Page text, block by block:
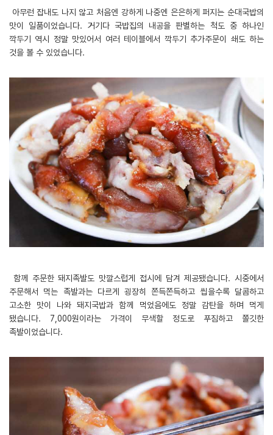
아무런 잡내도 나지 않고 처음엔 강하게 나중엔 은은하게 퍼지는 순대국밥의
맛이 일품이었습니다. 거기다 국밥집의 내공을 판별하는 척도 중 하나인
깍두기 역시 정말 맛있어서 여러 테이블에서 깍두기 추가주문이 쇄도 하는
것을 볼 수 있었습니다.
함께 주문한 돼지족발도 맛깔스럽게 접시에 담겨 제공됐습니다. 시중에서
주문해서 먹는 족발과는 다르게 굉장히 쫀득쫀득하고 씹을수록 달콤하고
고소한 맛이 나와 돼지국밥과 함께 먹었음에도 정말 감탄을 하며 먹게
됐습니다. 7,000원이라는 가격이 무색할 정도로 푸짐하고 쫄깃한
족발이었습니다.